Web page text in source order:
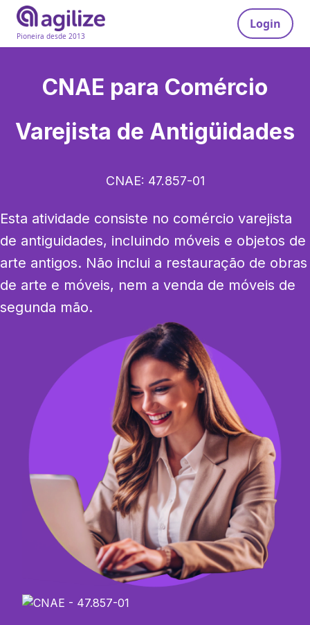
Pioneira desde 2013
Login
CNAE para Comércio
Varejista de Antigüidades
CNAE: 47.857-01
Esta atividade consiste no comércio varejista
de antiguidades, incluindo móveis e objetos de
arte antigos. Não inclui a restauração de obras
de arte e móveis, nem a venda de móveis de
segunda mão.